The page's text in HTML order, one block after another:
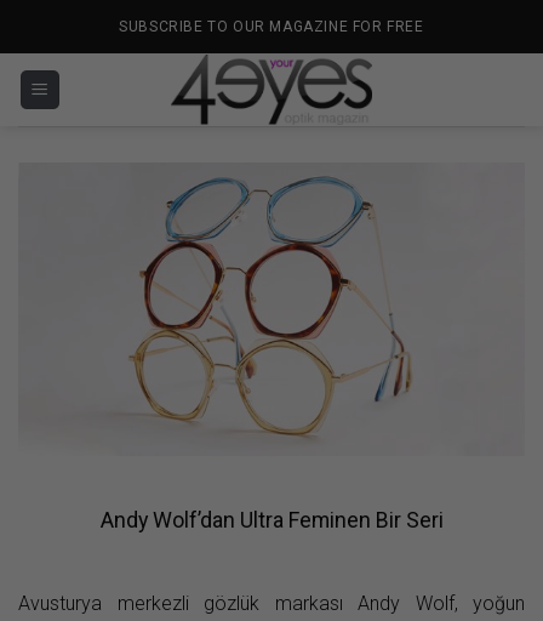
SUBSCRIBE TO OUR MAGAZINE FOR FREE
Andy Wolf’dan Ultra Feminen Bir Seri
Avusturya merkezli gözlük markası Andy Wolf, yoğun